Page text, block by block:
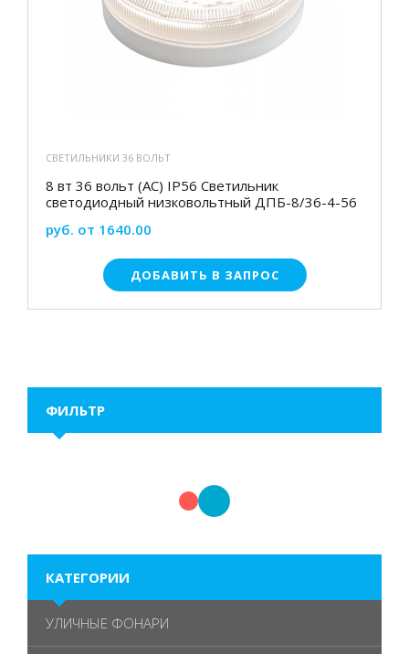
СВЕТИЛЬНИКИ 36 ВОЛЬТ
8 вт 36 вольт (АС) IP56 Светильник
светодиодный низковольтный ДПБ-8/36-4-56
руб. от 1640.00
ДОБАВИТЬ В ЗАПРОС
ФИЛЬТР
КАТЕГОРИИ
УЛИЧНЫЕ ФОНАРИ